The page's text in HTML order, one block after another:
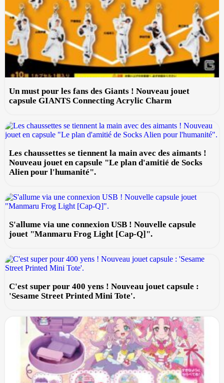
Un must pour les fans des Giants ! Nouveau jouet
capsule GIANTS Connecting Acrylic Charm
Les chaussettes se tiennent la main avec des aimants !
Nouveau jouet en capsule "Le plan d'amitié de Socks
Alien pour l'humanité".
S'allume via une connexion USB ! Nouvelle capsule
jouet "Manmaru Frog Light [Cap-Q]".
C'est super pour 400 yens ! Nouveau jouet capsule :
'Sesame Street Printed Mini Tote'.